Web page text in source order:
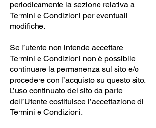
periodicamente la sezione relativa a
Termini e Condizioni per eventuali
modifiche.
Se l’utente non intende accettare
Termini e Condizioni non è possibile
continuare la permanenza sul sito e/o
procedere con l’acquisto su questo sito.
L’uso continuato del sito da parte
dell’Utente costituisce l’accettazione di
Termini e Condizioni.